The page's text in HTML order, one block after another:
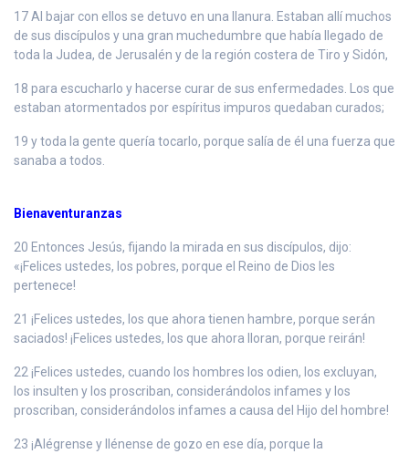
17 Al bajar con ellos se detuvo en una llanura. Estaban allí muchos
de sus discípulos y una gran muchedumbre que había llegado de
toda la Judea, de Jerusalén y de la región costera de Tiro y Sidón,
18 para escucharlo y hacerse curar de sus enfermedades. Los que
estaban atormentados por espíritus impuros quedaban curados;
19 y toda la gente quería tocarlo, porque salía de él una fuerza que
sanaba a todos.
Bienaventuranzas
20 Entonces Jesús, fijando la mirada en sus discípulos, dijo:
«¡Felices ustedes, los pobres, porque el Reino de Dios les
pertenece!
21 ¡Felices ustedes, los que ahora tienen hambre, porque serán
saciados! ¡Felices ustedes, los que ahora lloran, porque reirán!
22 ¡Felices ustedes, cuando los hombres los odien, los excluyan,
los insulten y los proscriban, considerándolos infames y los
proscriban, considerándolos infames a causa del Hijo del hombre!
23 ¡Alégrense y llénense de gozo en ese día, porque la